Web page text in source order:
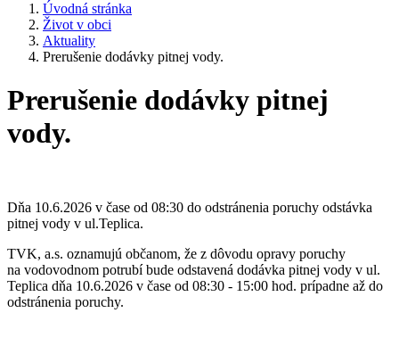
Úvodná stránka
Život v obci
Aktuality
Prerušenie dodávky pitnej vody.
Prerušenie dodávky pitnej
vody.
Dňa 10.6.2026 v čase od 08:30 do odstránenia poruchy odstávka
pitnej vody v ul.Teplica.
TVK, a.s. oznamujú občanom, že z dôvodu opravy poruchy
na vodovodnom potrubí bude odstavená dodávka pitnej vody v ul.
Teplica dňa 10.6.2026 v čase od 08:30 - 15:00 hod. prípadne až do
odstránenia poruchy.